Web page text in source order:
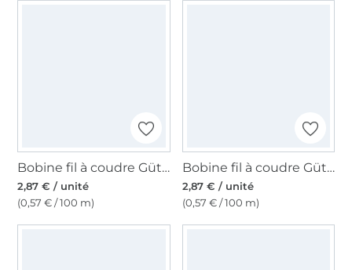
Bobine fil à coudre Gütermann 500m polyester Toldi, (111) naturel
2,87 € / unité
(0,57 € / 100 m)
Bobine fil à coudre Gütermann 500m polyester Toldi, (310) bleu foncé
2,87 € / unité
(0,57 € / 100 m)